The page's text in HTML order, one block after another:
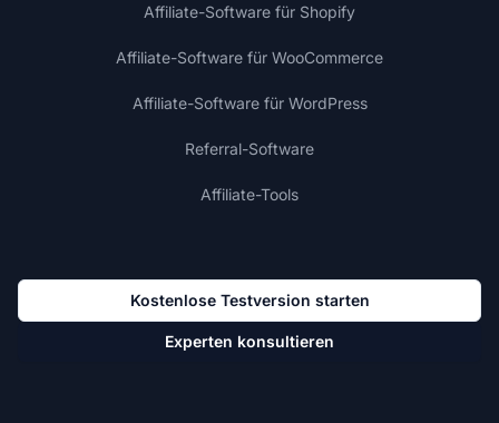
Affiliate-Software für Shopify
Affiliate-Software für WooCommerce
Affiliate-Software für WordPress
Referral-Software
Affiliate-Tools
Kostenlose Testversion starten
Experten konsultieren